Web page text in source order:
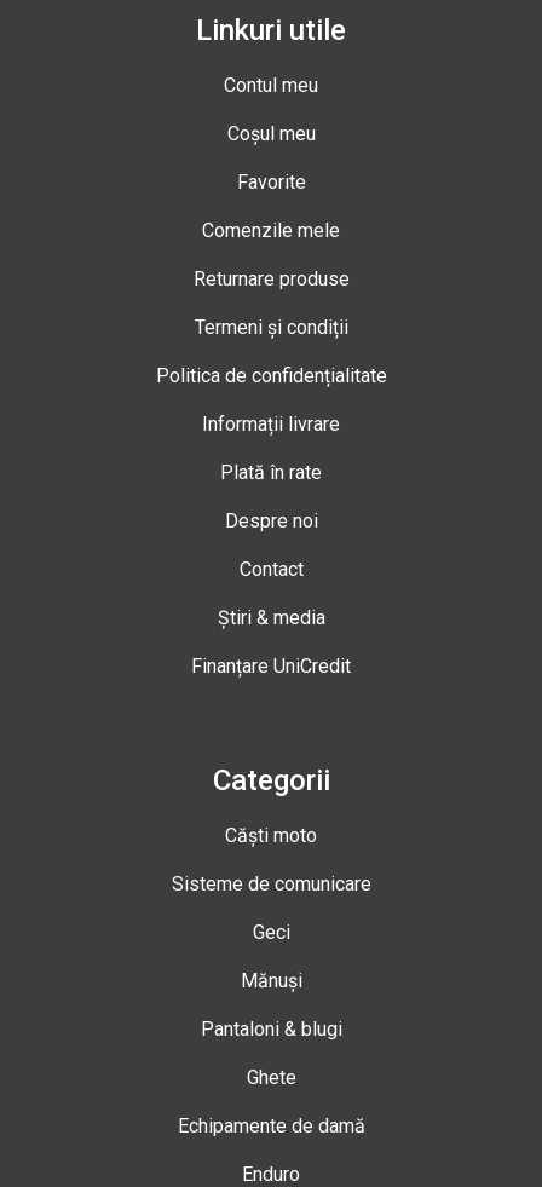
Linkuri utile
Contul meu
Coșul meu
Favorite
Comenzile mele
Returnare produse
Termeni și condiții
Politica de confidențialitate
Informații livrare
Plată în rate
Despre noi
Contact
Știri & media
Finanțare UniCredit
Categorii
Căști moto
Sisteme de comunicare
Geci
Mănuși
Pantaloni & blugi
Ghete
Echipamente de damă
Enduro